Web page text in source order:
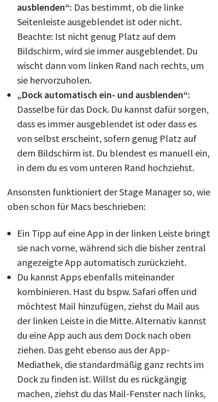
ausblenden“: Das bestimmt, ob die linke
Seitenleiste ausgeblendet ist oder nicht.
Beachte: Ist nicht genug Platz auf dem
Bildschirm, wird sie immer ausgeblendet. Du
wischt dann vom linken Rand nach rechts, um
sie hervorzuholen.
„Dock automatisch ein- und ausblenden“:
Dasselbe für das Dock. Du kannst dafür sorgen,
dass es immer ausgeblendet ist oder dass es
von selbst erscheint, sofern genug Platz auf
dem Bildschirm ist. Du blendest es manuell ein,
in dem du es vom unteren Rand hochziehst.
Ansonsten funktioniert der Stage Manager so, wie
oben schon für Macs beschrieben:
Ein Tipp auf eine App in der linken Leiste bringt
sie nach vorne, während sich die bisher zentral
angezeigte App automatisch zurückzieht.
Du kannst Apps ebenfalls miteinander
kombinieren. Hast du bspw. Safari offen und
möchtest Mail hinzufügen, ziehst du Mail aus
der linken Leiste in die Mitte. Alternativ kannst
du eine App auch aus dem Dock nach oben
ziehen. Das geht ebenso aus der App-
Mediathek, die standardmäßig ganz rechts im
Dock zu finden ist. Willst du es rückgängig
machen, ziehst du das Mail-Fenster nach links,